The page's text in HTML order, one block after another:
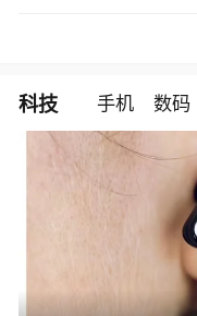
科技 手机 数码